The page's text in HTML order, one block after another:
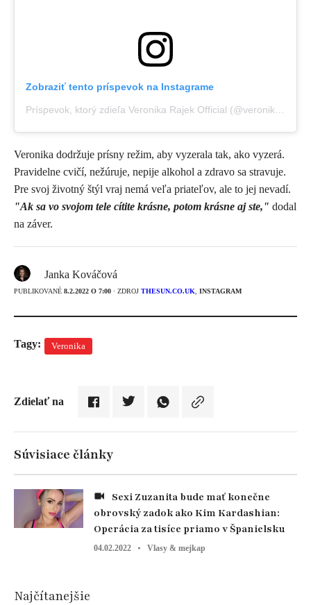
Zobraziť tento príspevok na Instagrame
Veronika dodržuje prísny režim, aby vyzerala tak, ako vyzerá.
Pravidelne cvičí, nežúruje, nepije alkohol a zdravo sa stravuje.
Pre svoj životný štýl vraj nemá veľa priateľov, ale to jej nevadí.
"Ak sa vo svojom tele cítite krásne, potom krásne aj ste," dodal
na záver.
Janka Kováčová
PUBLIKOVANÉ 8.2.2022 O 7:00 · ZDROJ THESUN.CO.UK INSTAGRAM
Tagy: Veronika
Zdielať na
Súvisiace články
obrovský zadok ako Kim Kardashian:
Operácia za tisíce priamo v Španielsku
04.02.2022 Vlasy & mejkap
Najčítanejšie